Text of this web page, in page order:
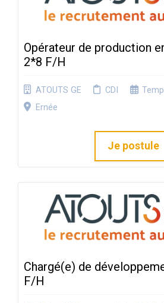
Opérateur de production
2*8 F/H
ATOUTS GE CDI
Ernée
Je postule
Chargé(e) de
F/H